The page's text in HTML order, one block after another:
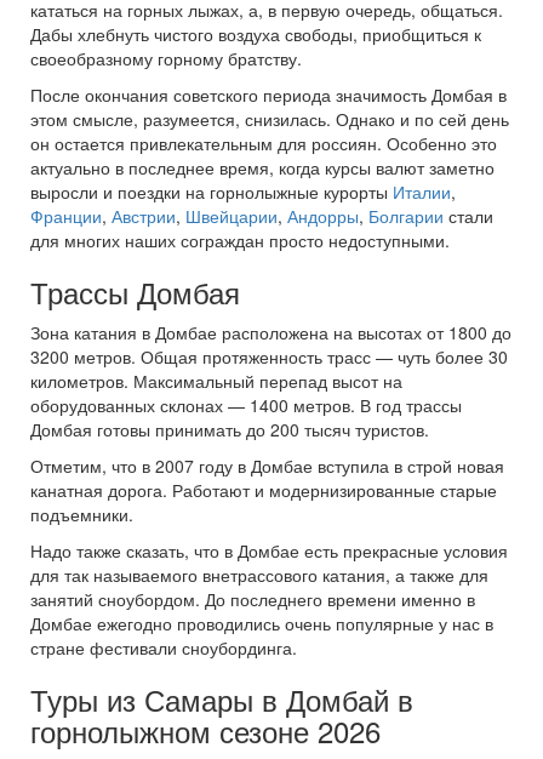
кататься на горных лыжах, а, в первую очередь, общаться.
Дабы хлебнуть чистого воздуха свободы, приобщиться к
своеобразному горному братству.
После окончания советского периода значимость Домбая в
этом смысле, разумеется, снизилась. Однако и по сей день
он остается привлекательным для россиян. Особенно это
актуально в последнее время, когда курсы валют заметно
выросли и поездки на горнолыжные курорты Италии,
Франции, Австрии, Швейцарии, Андорры, Болгарии стали
для многих наших сограждан просто недоступными.
Трассы Домбая
Зона катания в Домбае расположена на высотах от 1800 до
3200 метров. Общая протяженность трасс — чуть более 30
километров. Максимальный перепад высот на
оборудованных склонах — 1400 метров. В год трассы
Домбая готовы принимать до 200 тысяч туристов.
Отметим, что в 2007 году в Домбае вступила в строй новая
канатная дорога. Работают и модернизированные старые
подъемники.
Надо также сказать, что в Домбае есть прекрасные условия
для так называемого внетрассового катания, а также для
занятий сноубордом. До последнего времени именно в
Домбае ежегодно проводились очень популярные у нас в
стране фестивали сноубординга.
Туры из Самары в Домбай в
горнолыжном сезоне 2026